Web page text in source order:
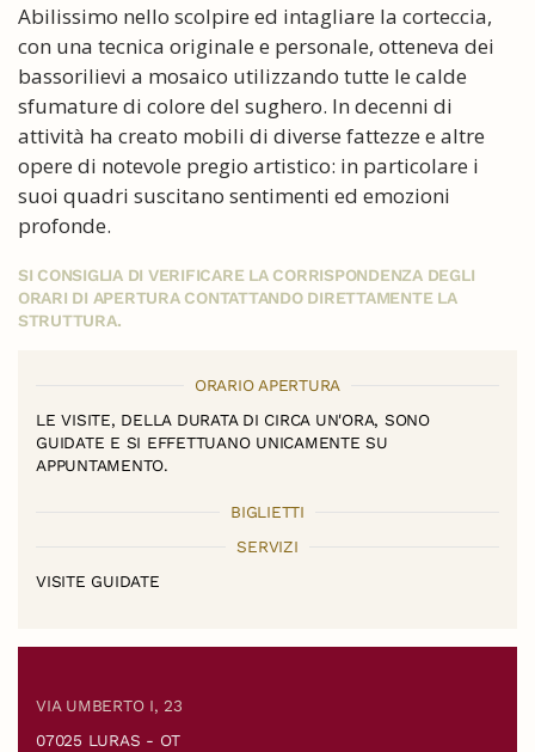
Abilissimo nello scolpire ed intagliare la corteccia,
con una tecnica originale e personale, otteneva dei
bassorilievi a mosaico utilizzando tutte le calde
sfumature di colore del sughero. In decenni di
attività ha creato mobili di diverse fattezze e altre
opere di notevole pregio artistico: in particolare i
suoi quadri suscitano sentimenti ed emozioni
profonde.
SI CONSIGLIA DI VERIFICARE LA CORRISPONDENZA DEGLI
ORARI DI APERTURA CONTATTANDO DIRETTAMENTE LA
STRUTTURA.
ORARIO APERTURA
LE VISITE, DELLA DURATA DI CIRCA UN'ORA, SONO
GUIDATE E SI EFFETTUANO UNICAMENTE SU
APPUNTAMENTO.
BIGLIETTI
SERVIZI
VISITE GUIDATE
VIA UMBERTO I, 23
07025 LURAS - OT